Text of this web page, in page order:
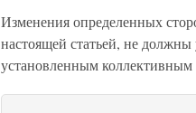
Изменения определенных
настоящей статьей, не
установленным